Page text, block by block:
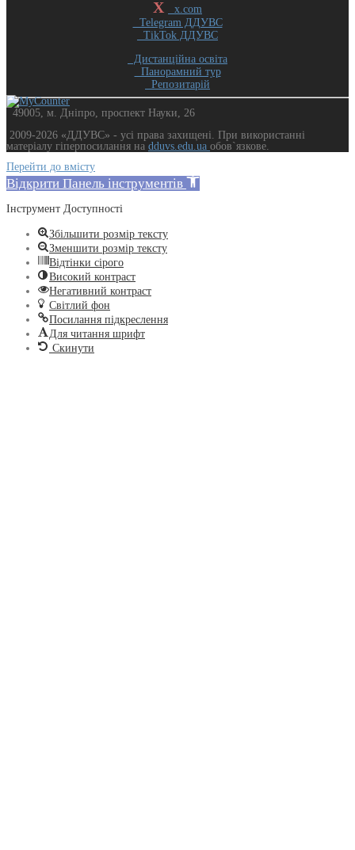
X
x.com
Telegram ДДУВС
TikTok ДДУВС
Дистанційна освіта
Панорамний тур
Репозитарій
49005, м. Дніпро, проспект Науки, 26
2009-2026 «ДДУВС» - усi права захищенi. При використанні
матеріалу гіперпосилання на dduvs.edu.ua обов`язкове.
Перейти до вмісту
Відкрити Панель інструментів
Інструмент Доступності
Збільшити розмір тексту
Зменшити розмір тексту
Відтінки сірого
Високий контраст
Негативний контраст
Світлий фон
Посилання підкреслення
Для читання шрифт
Скинути